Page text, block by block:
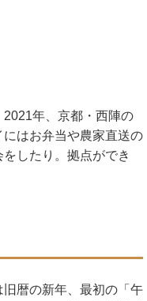
2021年、京都・西陣の
はお弁当や農家直送の
したり。拠点ができ
暦の新年、最初の「午